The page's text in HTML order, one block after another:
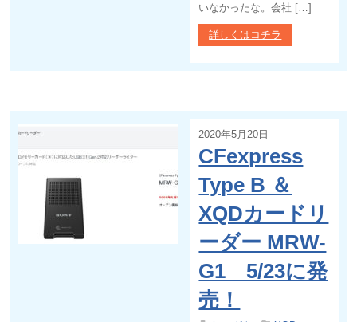
いなかったな。会社 […]
詳しくはコチラ
2020年5月20日
CFexpress
Type B ＆
XQDカードリ
ーダー MRW-
G1 5/23に発
売！